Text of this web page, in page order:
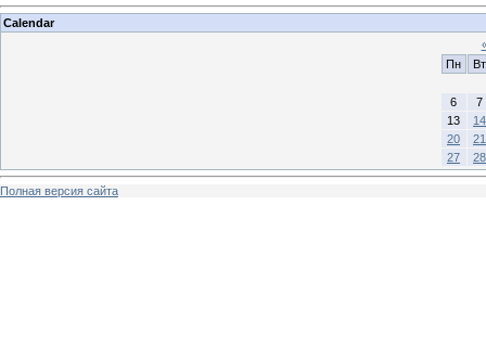
Calendar
Пн
Вт
6
7
13
14
20
21
27
28
Полная версия сайта